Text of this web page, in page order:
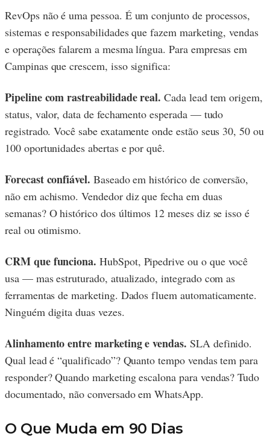
RevOps não é uma pessoa. É um conjunto de processos,
sistemas e responsabilidades que fazem marketing, vendas
e operações falarem a mesma língua. Para empresas em
Campinas que crescem, isso significa:
Pipeline com rastreabilidade real. Cada lead tem origem,
status, valor, data de fechamento esperada — tudo
registrado. Você sabe exatamente onde estão seus 30, 50 ou
100 oportunidades abertas e por quê.
Forecast confiável. Baseado em histórico de conversão,
não em achismo. Vendedor diz que fecha em duas
semanas? O histórico dos últimos 12 meses diz se isso é
real ou otimismo.
CRM que funciona. HubSpot, Pipedrive ou o que você
usa — mas estruturado, atualizado, integrado com as
ferramentas de marketing. Dados fluem automaticamente.
Ninguém digita duas vezes.
Alinhamento entre marketing e vendas. SLA definido.
Qual lead é “qualificado”? Quanto tempo vendas tem para
responder? Quando marketing escalona para vendas? Tudo
documentado, não conversado em WhatsApp.
O Que Muda em 90 Dias